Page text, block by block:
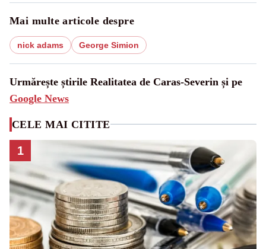
Mai multe articole despre
nick adams George Simion
Urmărește știrile Realitatea de Caras-Severin și pe
Google News
CELE MAI CITITE
1